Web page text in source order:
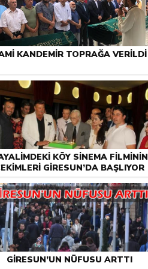
KANDEMIR TOPRAĞA VERILDI
KÖY SINEMA FILMININ
GIRESUN’DA BAŞLIYOR
GIRESUN’UN NÜFUSU ARTTI